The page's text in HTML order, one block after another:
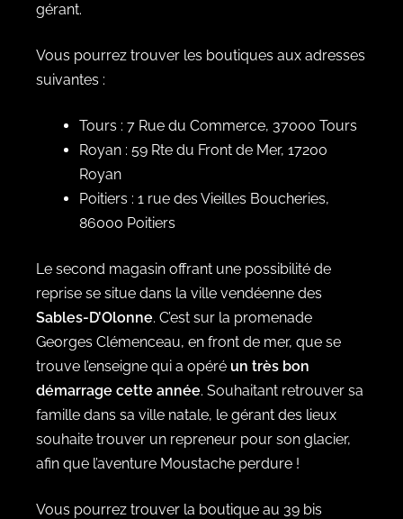
gérant.
Vous pourrez trouver les boutiques aux adresses
suivantes :
Tours : 7 Rue du Commerce, 37000 Tours
Royan : 59 Rte du Front de Mer, 17200
Royan
Poitiers : 1 rue des Vieilles Boucheries,
86000 Poitiers
Le second magasin offrant une possibilité de
reprise se situe dans la ville vendéenne des
Sables-D’Olonne. C’est sur la promenade
Georges Clémenceau, en front de mer, que se
trouve l’enseigne qui a opéré un très bon
démarrage cette année. Souhaitant retrouver sa
famille dans sa ville natale, le gérant des lieux
souhaite trouver un repreneur pour son glacier,
afin que l’aventure Moustache perdure !
Vous pourrez trouver la boutique au 39 bis